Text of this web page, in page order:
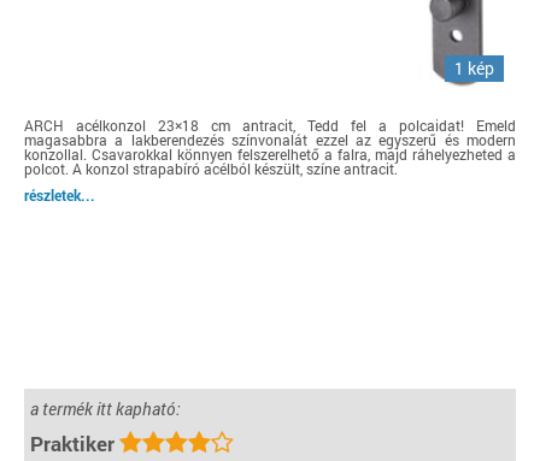
1 kép
ARCH acélkonzol 23×18 cm antracit, Tedd fel a polcaidat! Emeld
magasabbra a lakberendezés színvonalát ezzel az egyszerű és modern
konzollal. Csavarokkal könnyen felszerelhető a falra, majd ráhelyezheted a
polcot. A konzol strapabíró acélból készült, színe antracit.
részletek...
a termék itt kapható:
Praktiker